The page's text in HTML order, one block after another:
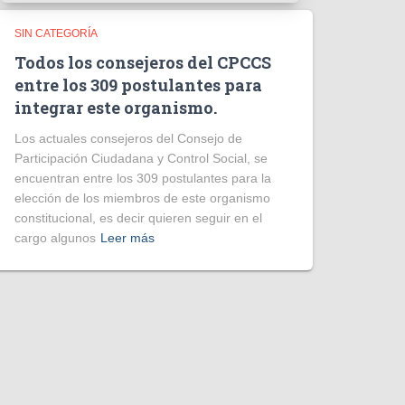
SIN CATEGORÍA
Todos los consejeros del CPCCS
entre los 309 postulantes para
integrar este organismo.
Los actuales consejeros del Consejo de
Participación Ciudadana y Control Social, se
encuentran entre los 309 postulantes para la
elección de los miembros de este organismo
constitucional, es decir quieren seguir en el
cargo algunos Leer más